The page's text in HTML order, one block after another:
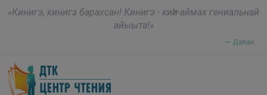
«Кинигэ, кинигэ барахсан! Кинигэ - киһи-аймах гениальнай
айыыта!»
— Далан
Skip to main content modal-check